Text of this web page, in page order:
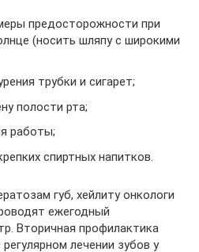
предосторожности при
(носить шляпу с широкими
трубки и сигарет;
полости рта;
работы;
спиртных напитков.
губ, хейлиту онкологи
ежегодный
Вторичная профилактика
лечении зубов у